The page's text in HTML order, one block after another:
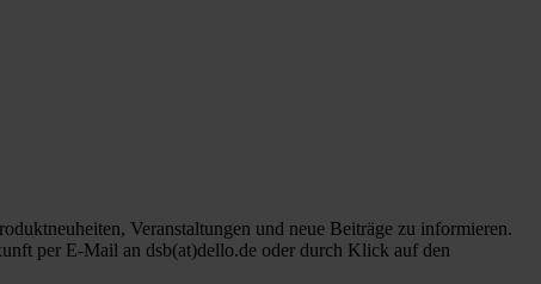
Veranstaltungen und neue Beiträge zu informieren.
per E-Mail an dsb(at)dello.de oder durch Klick auf den